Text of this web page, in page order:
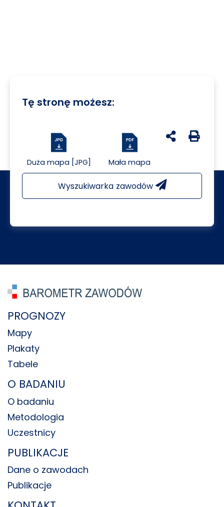
Tę stronę możesz:
Duża mapa [JPG] Mała mapa
udostępnij na
Generuj
Wyszukiwarka zawodów
PROGNOZY
Mapy
Plakaty
Tabele
O BADANIU
O badaniu
Metodologia
Uczestnicy
PUBLIKACJE
Dane o zawodach
Publikacje